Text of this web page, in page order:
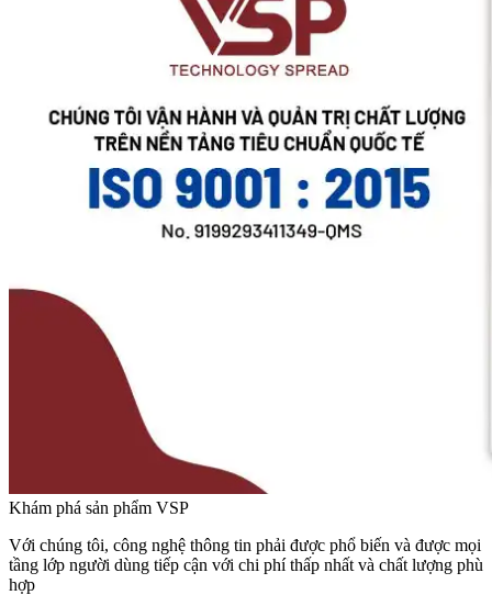
Khám phá sản phẩm VSP
Với chúng tôi, công nghệ thông tin phải được phổ biến và được mọi
tầng lớp người dùng tiếp cận với chi phí thấp nhất và chất lượng phù
hợp